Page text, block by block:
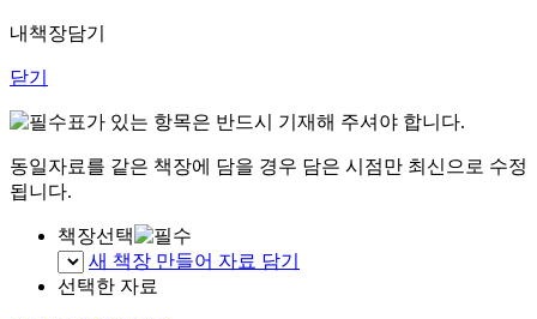
내책장담기
닫기
표가 있는 항목은 반드시 기재해 주셔야 합니다.
동일자료를 같은 책장에 담을 경우 담은 시점만 최신으로 수정
됩니다.
책장선택
새 책장 만들어 자료 담기
선택한 자료